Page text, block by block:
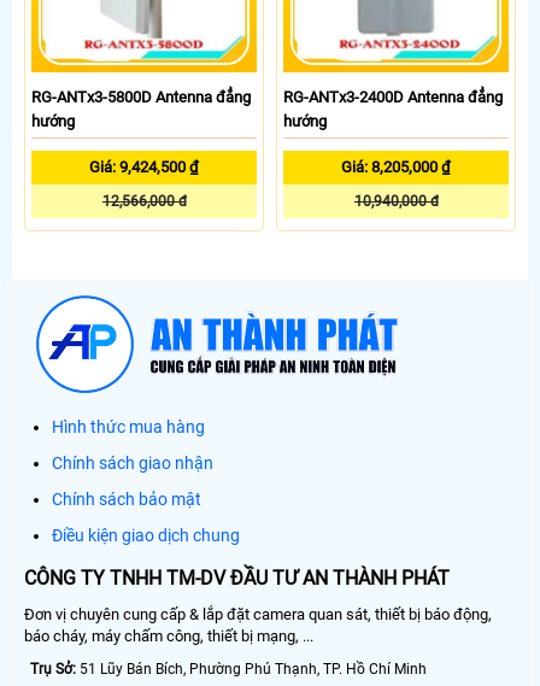
RG-ANTx3-5800D Antenna đẳng
hướng
Giá: 9,424,500 ₫
12,566,000 đ
RG-ANTx3-2400D Antenna đẳng
hướng
Giá: 8,205,000 ₫
10,940,000 đ
Hình thức mua hàng
Chính sách giao nhận
Chính sách bảo mật
Điều kiện giao dịch chung
CÔNG TY TNHH TM-DV ĐẦU TƯ AN THÀNH PHÁT
Đơn vị chuyên cung cấp & lắp đặt camera quan sát, thiết bị báo động,
báo cháy, máy chấm công, thiết bị mạng, ...
Trụ Sở: 51 Lũy Bán Bích, Phường Phú Thạnh, TP. Hồ Chí Minh